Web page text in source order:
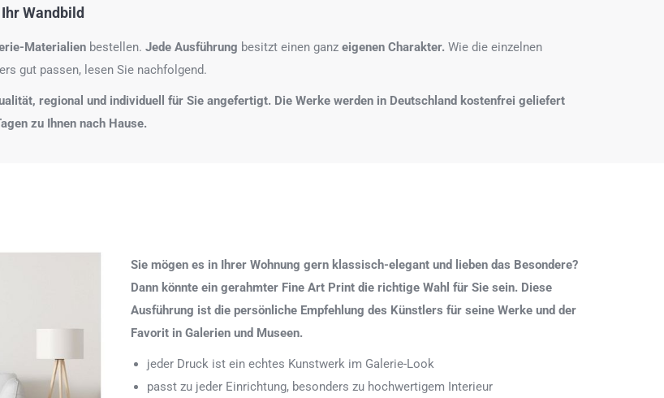
Wandbild
Materialien bestellen. Jede Ausführung besitzt einen ganz eigenen Charakter. Wie die einzelnen
gut passen, lesen Sie nachfolgend.
regional und individuell für Sie angefertigt. Die Werke werden in Deutschland kostenfrei geliefert
zu Ihnen nach Hause.
Sie mögen es in Ihrer Wohnung gern klassisch-elegant und lieben das Besondere?
Dann könnte ein gerahmter Fine Art Print die richtige Wahl für Sie sein. Diese
Ausführung ist die persönliche Empfehlung des Künstlers für seine Werke und der
Favorit in Galerien und Museen.
jeder Druck ist ein echtes Kunstwerk im Galerie-Look
passt zu jeder Einrichtung, besonders zu hochwertigem Interieur